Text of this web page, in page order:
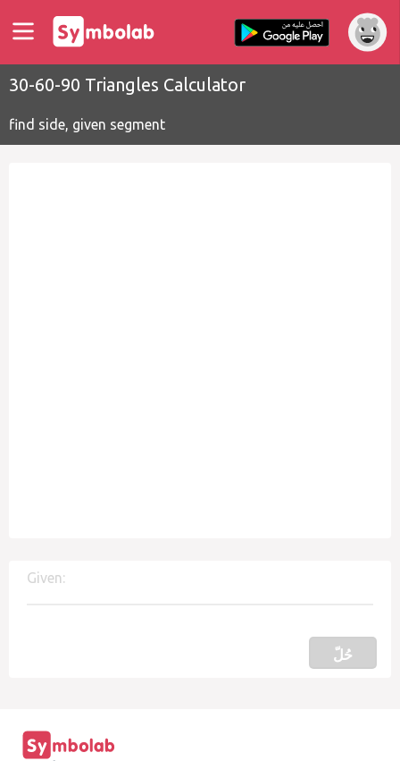
30-60-90 Triangles Calculator
find side, given segment
Given:
حُلّ